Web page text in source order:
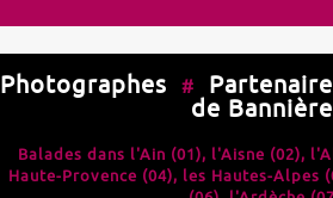
Photographes #
de
Balades dans l'Ain (01), l'Aisne (02), l'
Haute-Provence (04), les Hautes-Alpes